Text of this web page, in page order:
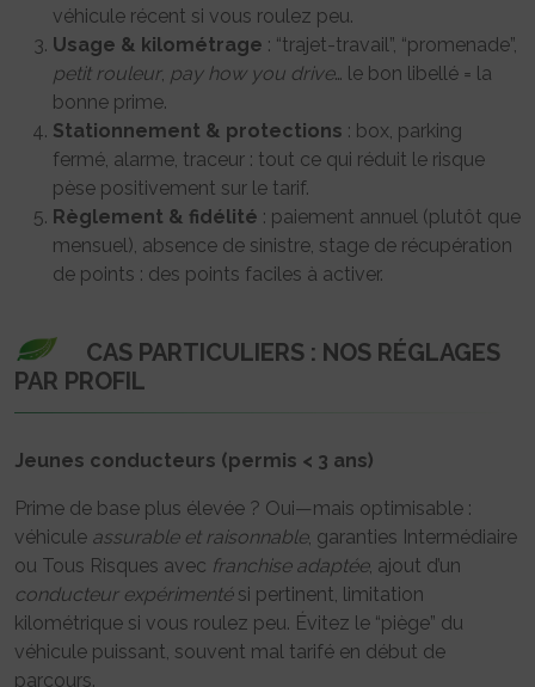
véhicule récent si vous roulez peu.
Usage & kilométrage : “trajet-travail”, “promenade”,
petit rouleur, pay how you drive… le bon libellé = la
bonne prime.
Stationnement & protections : box, parking
fermé, alarme, traceur : tout ce qui réduit le risque
pèse positivement sur le tarif.
Règlement & fidélité : paiement annuel (plutôt que
mensuel), absence de sinistre, stage de récupération
de points : des points faciles à activer.
CAS PARTICULIERS : NOS RÉGLAGES
PAR PROFIL
Jeunes conducteurs (permis < 3 ans)
Prime de base plus élevée ? Oui—mais optimisable :
véhicule assurable et raisonnable, garanties Intermédiaire
ou Tous Risques avec franchise adaptée, ajout d’un
conducteur expérimentési pertinent, limitation
kilométrique si vous roulez peu. Évitez le “piège” du
véhicule puissant, souvent mal tarifé en début de
parcours.